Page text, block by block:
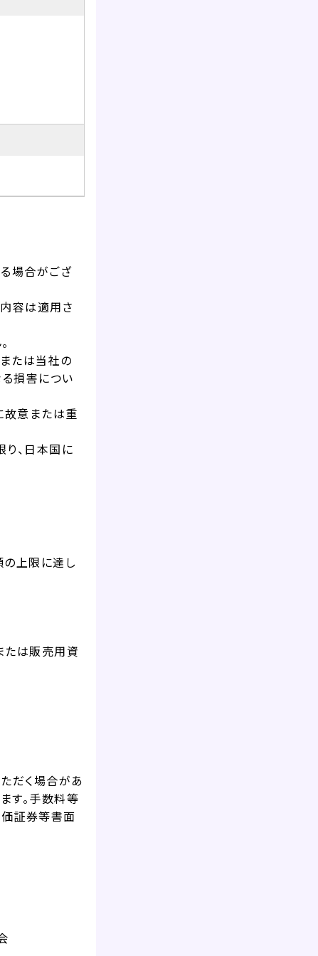
場合がござ
容は適用さ
たは当社の
損害につい
故意または重
、日本国に
の上限に達し
たは販売用資
だく場合があ
す。手数料等
価証券等書面